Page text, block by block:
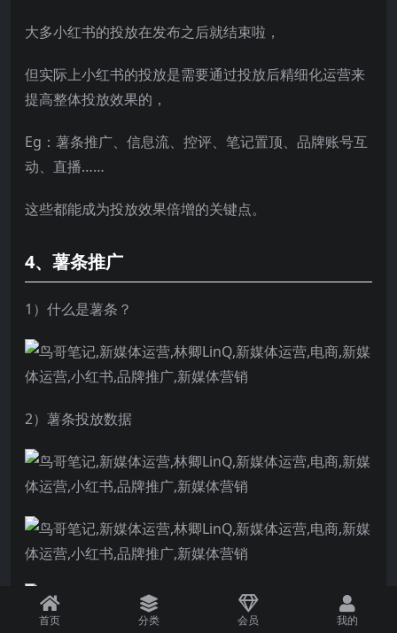
大多小红书的投放在发布之后就结束啦，
但实际上小红书的投放是需要通过投放后精细化运营来
提高整体投放效果的，
Eg：薯条推广、信息流、控评、笔记置顶、品牌账号互
动、直播……
这些都能成为投放效果倍增的关键点。
4、薯条推广
1）什么是薯条？
2）薯条投放数据
首页 分类 会员 我的